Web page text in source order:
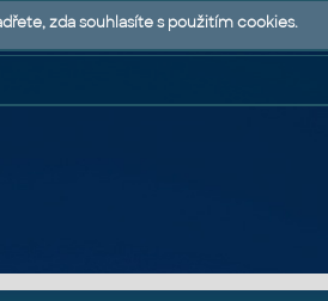
zda souhlasíte s použitím cookies.